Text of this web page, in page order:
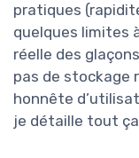
pratiques
quelques limites
réelle des
pas de stockage
honnête
je détaille tout